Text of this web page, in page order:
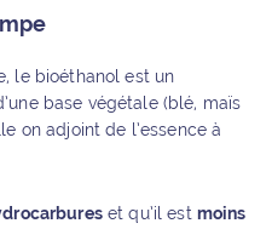
le bioéthanol est un
base végétale (blé, maïs
on adjoint de l’essence à
et qu’il est moins